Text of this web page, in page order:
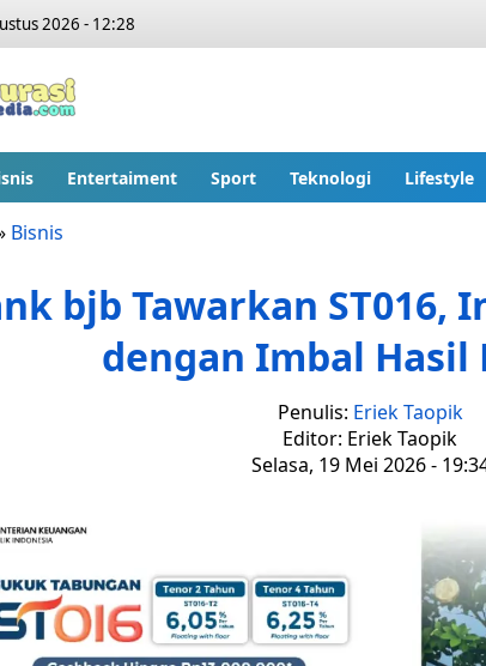
2026 - 12:28
Entertaiment Sport Teknologi Lifestyle
Bisnis
bjb Tawarkan ST016,
dengan Imbal
Penulis: Eriek Taopik
Editor: Eriek Taopik
Selasa, 19 Mei 2026 -